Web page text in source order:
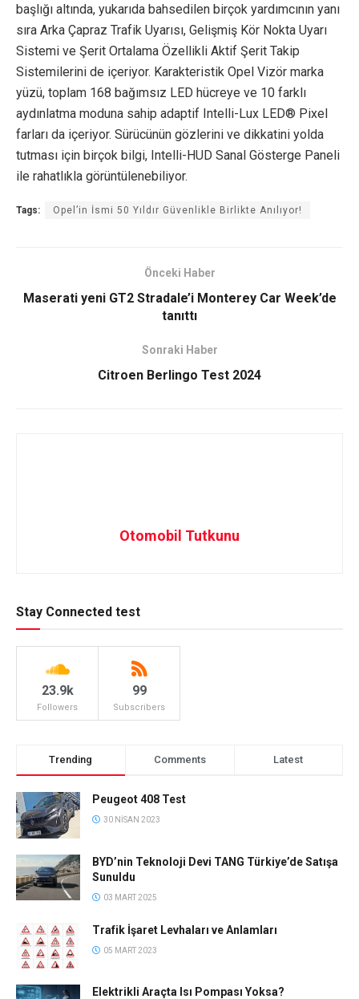
başlığı altında, yukarıda bahsedilen birçok yardımcının yanı
sıra Arka Çapraz Trafik Uyarısı, Gelişmiş Kör Nokta Uyarı
Sistemi ve Şerit Ortalama Özellikli Aktif Şerit Takip
Sistemilerini de içeriyor. Karakteristik Opel Vizör marka
yüzü, toplam 168 bağımsız LED hücreye ve 10 farklı
aydınlatma moduna sahip adaptif Intelli-Lux LED® Pixel
farları da içeriyor. Sürücünün gözlerini ve dikkatini yolda
tutması için birçok bilgi, Intelli-HUD Sanal Gösterge Paneli
ile rahatlıkla görüntülenebiliyor.
Tags: Opel’in İsmi 50 Yıldır Güvenlikle Birlikte Anılıyor!
Önceki Haber
Maserati yeni GT2 Stradale’i Monterey Car Week’de
tanıttı
Sonraki Haber
Citroen Berlingo Test 2024
Otomobil Tutkunu
Stay Connected test
23.9k
Followers
99
Subscribers
Trending Comments Latest
Peugeot 408 Test
30 NISAN 2023
BYD’nin Teknoloji Devi TANG Türkiye’de Satışa
Sunuldu
03 MART 2025
Trafik İşaret Levhaları ve Anlamları
05 MART 2023
Elektrikli Araçta Isı Pompası Yoksa?